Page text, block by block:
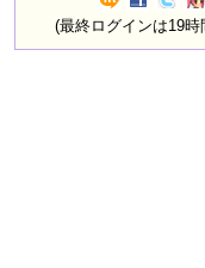
(最終ログインは19時